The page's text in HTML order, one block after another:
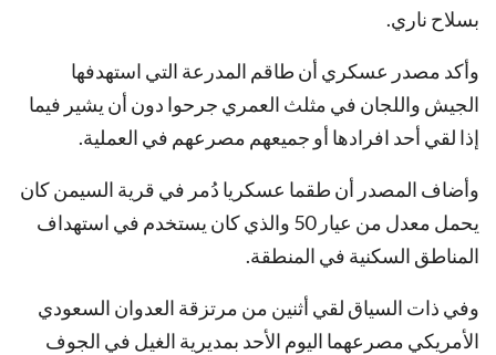
بسلاح ناري.
وأكد مصدر عسكري أن طاقم المدرعة التي استهدفها
الجيش واللجان في مثلث العمري جرحوا دون أن يشير فيما
إذا لقي أحد افرادها أو جميعهم مصرعهم في العملية.
وأضاف المصدر أن طقما عسكريا دُمر في قرية السيمن كان
يحمل معدل من عيار 50 والذي كان يستخدم في استهداف
المناطق السكنية في المنطقة.
وفي ذات السياق لقي أثنين من مرتزقة العدوان السعودي
الأمريكي مصرعهما اليوم الأحد بمديرية الغيل في الجوف